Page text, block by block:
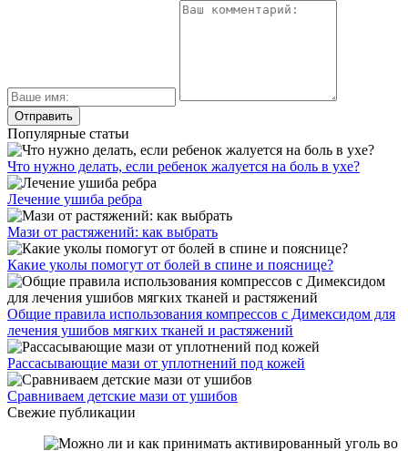
Популярные статьи
Что нужно делать, если ребенок жалуется на боль в ухе?
Лечение ушиба ребра
Мази от растяжений: как выбрать
Какие уколы помогут от болей в спине и пояснице?
Общие правила использования компрессов с Димексидом для
лечения ушибов мягких тканей и растяжений
Рассасывающие мази от уплотнений под кожей
Сравниваем детские мази от ушибов
Свежие публикации